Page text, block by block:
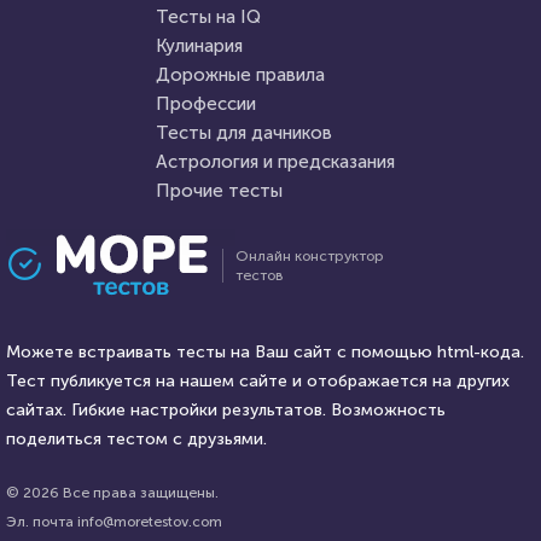
5 октября 2021 27184
Психология
Вы видите первым?"
Awdienko HTML - код
2 апреля 2022
Проходили 673 раза
«О жизни в шутку и всерьез!»
Онлайн конструктор
тестов
Можете встраивать тесты на Ваш сайт с помощью html-кода.
Тест публикуется на нашем сайте и отображается на других
сайтах. Гибкие настройки результатов. Возможность
поделиться тестом с друзьями.
© 2026 Все права защищены.
Эл. почта info@moretestov.com
Тесты на IQ
Кулинария
Дорожные правила
Профессии
Тесты для дачников
Астрология и предсказания
Прочие тесты